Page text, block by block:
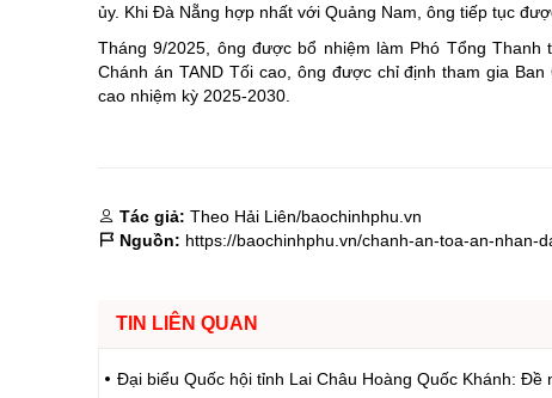
ủy. Khi Đà Nẵng hợp nhất với Quảng Nam, ông tiếp tục
Tháng 9/2025, ông được bổ nhiệm làm Phó Tổng
Chánh án TAND Tối cao, ông được chỉ định tham gia
cao nhiệm kỳ 2025-2030.
Tác giả: Theo Hải Liên/baochinhphu.vn
Nguồn: https://baochinhphu.vn/chanh-an-toa-an-nhan-
TIN LIÊN QUAN
Đại biểu Quốc hội tỉnh Lai Châu Hoàng Quốc Khánh: